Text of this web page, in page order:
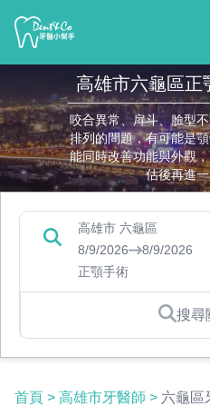
高雄市六龜區正
咬合異常、戽斗、臉型
排列的問題，有可能是
能同時改善功能與外觀
估後再進
高雄市 六龜區
8/9/2026
8/9/2026
正顎手術
搜尋
首頁 > 高雄市牙醫師 > 六龜區